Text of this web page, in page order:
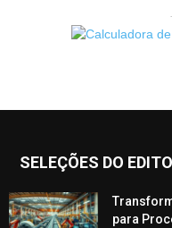
SELEÇÕES DO
para